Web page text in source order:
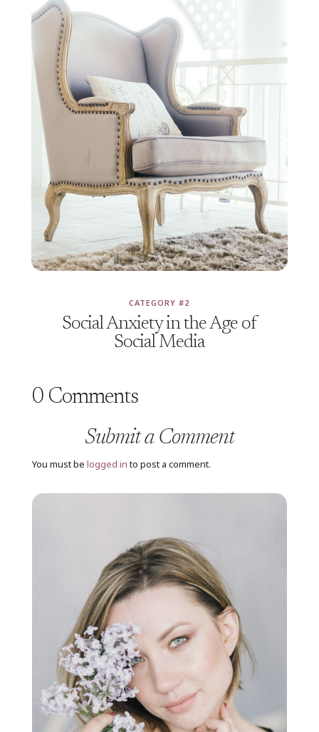
Social Anxiety in the Age of
Social Media
CATEGORY #2
0 Comments
Submit a Comment
You must be logged into post a comment.